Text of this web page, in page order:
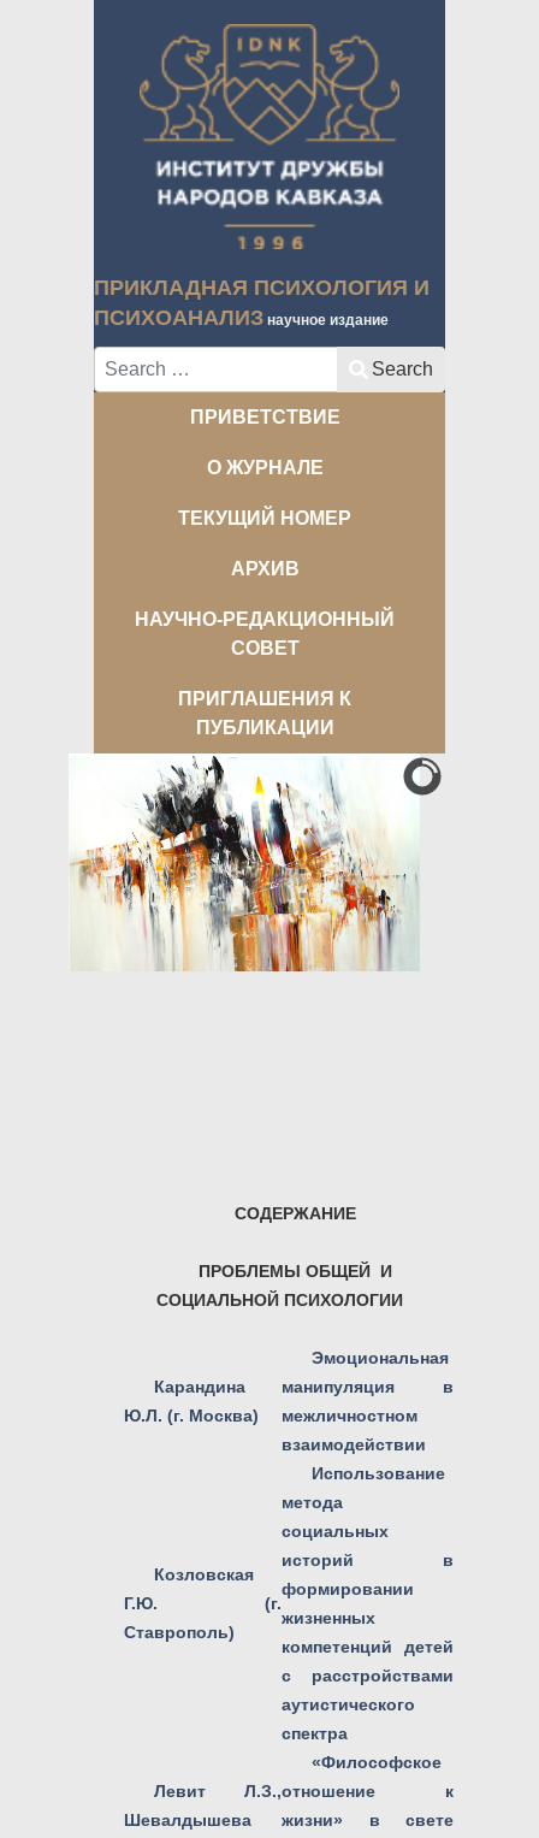
ПРИКЛАДНАЯ ПСИХОЛОГИЯ И
ПСИХОАНАЛИЗ научное издание
Search Search
ПРИВЕТСТВИЕ
О ЖУРНАЛЕ
ТЕКУЩИЙ НОМЕР
АРХИВ
НАУЧНО-РЕДАКЦИОННЫЙ
СОВЕТ
ПРИГЛАШЕНИЯ К
ПУБЛИКАЦИИ
СОДЕРЖАНИЕ
ПРОБЛЕМЫ ОБЩЕЙ И
СОЦИАЛЬНОЙ ПСИХОЛОГИИ
Карандина
Ю.Л. (г. Москва)
Эмоциональная
манипуляция в
межличностном
взаимодействии
Козловская
Г.Ю. (г.
Ставрополь)
Использование
метода
социальных
историй в
формировании
жизненных
компетенций детей
с расстройствами
аутистического
спектра
Левит Л.З.,
Шевалдышева
«Философское
отношение к
жизни» в свете